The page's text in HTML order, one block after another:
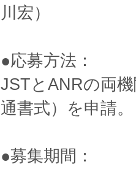
川宏）
●応募方法：
JSTとANRの両
通書式）を申請。
●募集期間：